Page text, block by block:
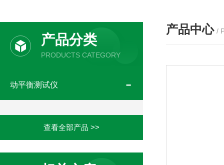
产品分类
PRODUCTS CATEGORY
动平衡测试仪
查看全部产品 >>
产品中心 /